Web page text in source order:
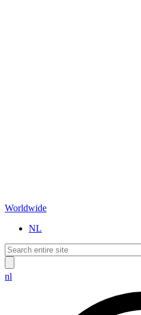
Worldwide
NL
nl